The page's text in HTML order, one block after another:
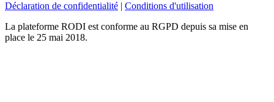
Déclaration de confidentialité | Conditions d'utilisation
La plateforme RODI est conforme au RGPD depuis sa mise en
place le 25 mai 2018.